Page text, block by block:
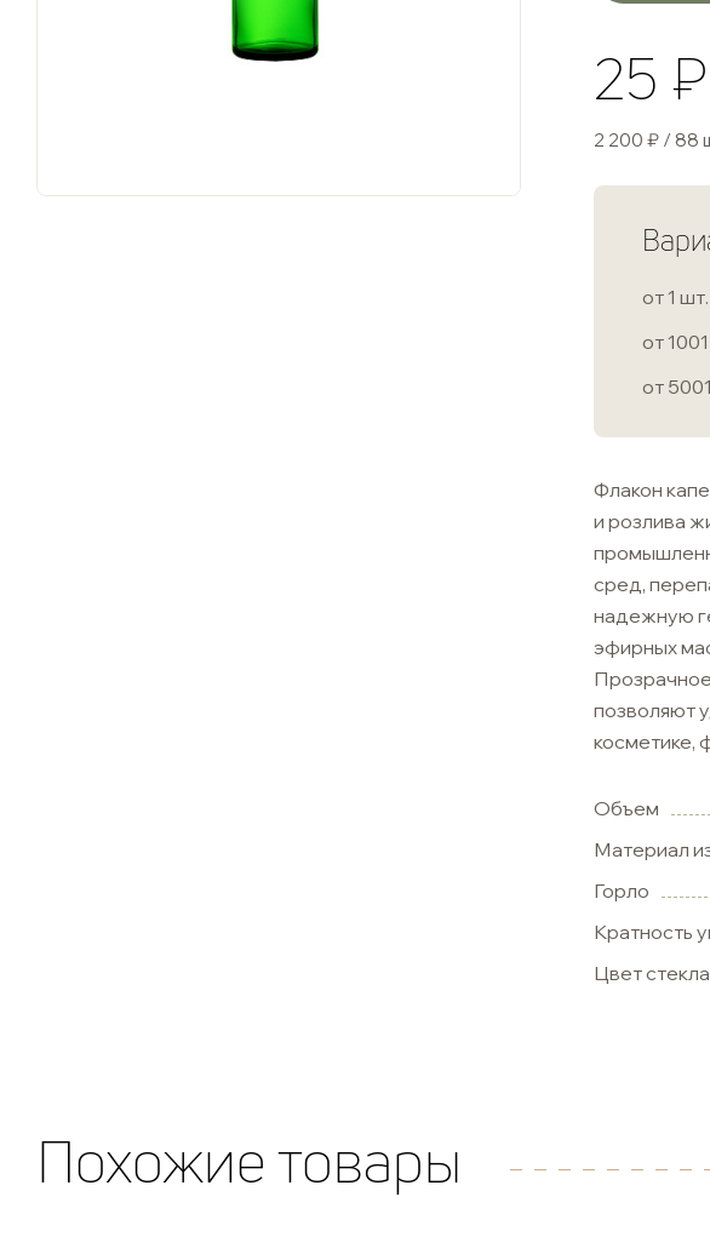
25 ₽
2 200 ₽ / 88
от 1 шт.
от
от
Флакон
и розлива
сред,
надежную
эфирных
позволяют
косметике,
Объем
Материал
Горло
Кратность
Цвет стекла
Похожие товары